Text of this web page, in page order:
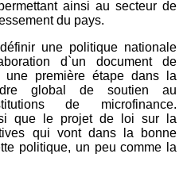
ainsi au secteur de
du pays.
une politique nationale
d`un document de
une première étape dans la
global de soutien au
de microfinance.
que le projet de loi sur la
qui vont dans la bonne
politique, un peu comme la